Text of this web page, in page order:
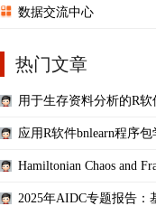
数据交流中心
热门文章
用于生存资料分析的R软
应用R软件bnlearn程序
Hamiltonian Chaos and
2025年AIDC专题报告：